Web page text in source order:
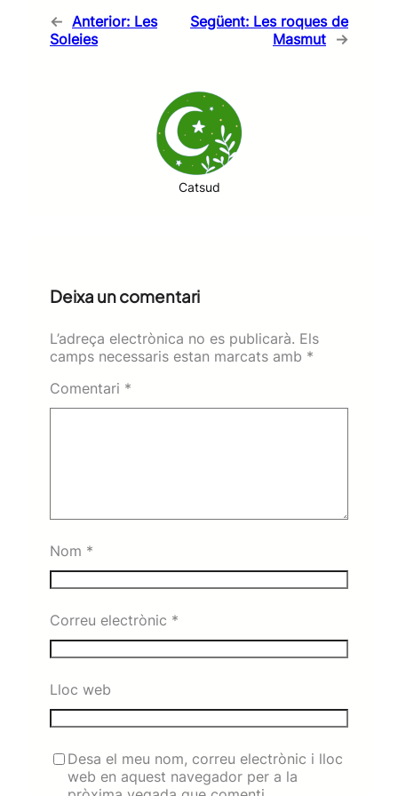
← Anterior: Les
Soleies
Següent: Les roques de
Masmut →
Catsud
Deixa un comentari
L’adreça electrònica no es publicarà. Els
camps necessaris estan marcats amb *
Comentari *
Nom *
Correu electrònic *
Lloc web
Desa el meu nom, correu electrònic i lloc
web en aquest navegador per a la